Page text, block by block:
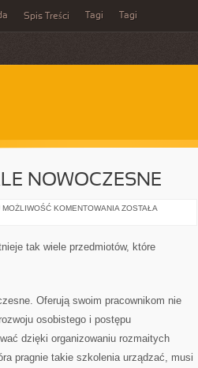
Spis Treści Tagi Tagi
NOWOCZESNE
MOŻLIWOŚĆ KOMENTOWANIA TERAZ
NOWOCZESNE
ZOSTAŁA
tak wiele przedmiotów, które
Oferują swoim pracownikom nie
osobistego i postępu
dzięki organizowaniu rozmaitych
pragnie takie szkolenia urządzać, musi